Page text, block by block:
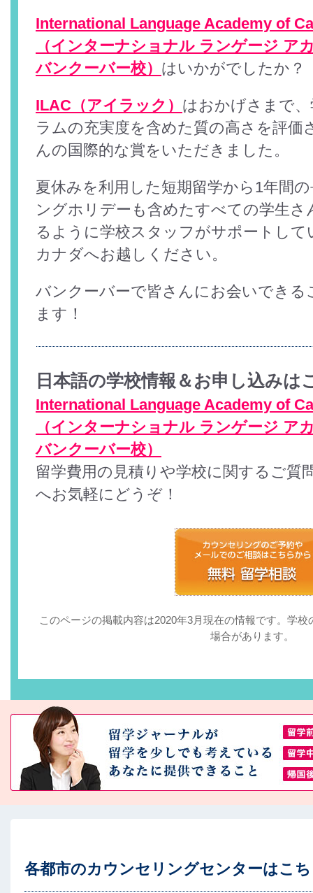
International Language Academy of
（インターナショナル ランゲージ ア
バンクーバー校） はいかがでしたか？
ILAC（アイラック） はおかげさまで
ラムの充実度を含めた質の高さを評価
んの国際的な賞をいただきました。
夏休みを利用した短期留学から1年間
ングホリデーも含めたすべての学生
るように学校スタッフがサポートし
カナダへお越しください。
バンクーバーで皆さんにお会いでき
ます！
日本語の学校情報＆お申し込みは
International Language Academy of
（インターナショナル ランゲージ ア
バンクーバー校）
留学費用の見積りや学校に関するご質
へお気軽にどうぞ！
このページの掲載内容は2020年3月現在の情報です。学
場合があります。
各都市のカウンセリングセンターはこ